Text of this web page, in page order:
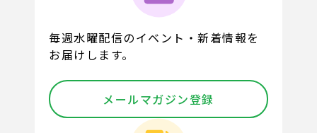
毎週水曜配信のイベント・新着情報を
お届けします。
メールマガジン登録